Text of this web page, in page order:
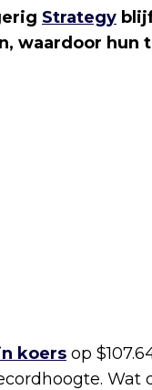
Strategy
waardoor hun
koers op
Wat